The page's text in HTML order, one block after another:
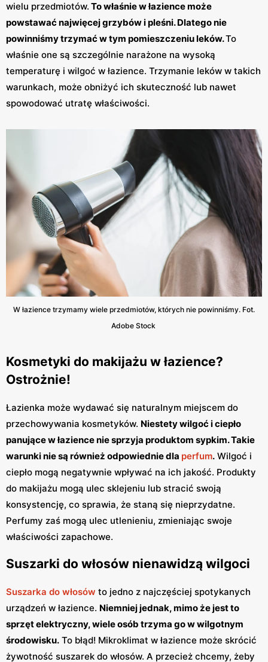
wielu przedmiotów. To właśnie w łazience może
powstawać najwięcej grzybów i pleśni. Dlatego nie
powinniśmy trzymać w tym pomieszczeniu leków.To
właśnie one są szczególnie narażone na wysoką
temperaturę i wilgoć w łazience. Trzymanie leków w takich
warunkach, może obniżyć ich skuteczność lub nawet
spowodować utratę właściwości.
W łazience trzymamy wiele przedmiotów, których nie powinniśmy. Fot.
Adobe Stock
Kosmetyki do makijażu w łazience?
Ostrożnie!
Łazienka może wydawać się naturalnym miejscem do
przechowywania kosmetyków. Niestety wilgoć i ciepło
panujące w łazience nie sprzyja produktom sypkim. Takie
warunki nie są również odpowiednie dla perfum. Wilgoć i
ciepło mogą negatywnie wpływać na ich jakość. Produkty
do makijażu mogą ulec sklejeniu lub stracić swoją
konsystencję, co sprawia, że staną się nieprzydatne.
Perfumy zaś mogą ulec utlenieniu, zmieniając swoje
właściwości zapachowe.
Suszarki do włosów nienawidzą wilgoci
Suszarka do włosów to jedno z najczęściej spotykanych
urządzeń w łazience. Niemniej jednak, mimo że jest to
sprzęt elektryczny, wiele osób trzyma go w wilgotnym
środowisku. To błąd! Mikroklimat w łazience może skrócić
żywotność suszarek do włosów. A przecież chcemy, żeby